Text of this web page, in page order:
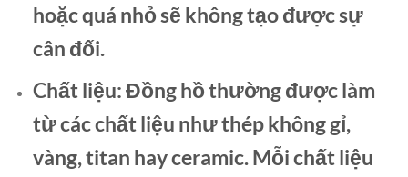
hoặc quá nhỏ sẽ không tạo được sự
cân đối.
Chất liệu:Đồng hồ thường được làm
từ các chất liệu như thép không gỉ,
vàng, titan hay ceramic. Mỗi chất liệu